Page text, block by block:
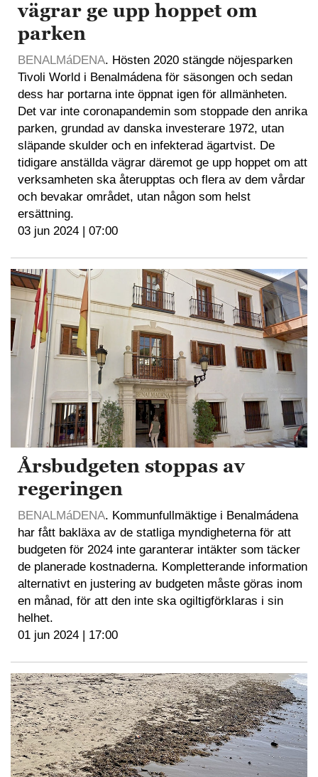
vägrar ge upp hoppet om
parken
BENALMáDENA. Hösten 2020 stängde nöjesparken
Tivoli World i Benalmádena för säsongen och sedan
dess har portarna inte öppnat igen för allmänheten.
Det var inte coronapandemin som stoppade den anrika
parken, grundad av danska investerare 1972, utan
släpande skulder och en infekterad ägartvist. De
tidigare anställda vägrar däremot ge upp hoppet om att
verksamheten ska återupptas och flera av dem vårdar
och bevakar området, utan någon som helst
ersättning.
03 jun 2024 | 07:00
Årsbudgeten stoppas av
regeringen
BENALMáDENA. Kommunfullmäktige i Benalmádena
har fått bakläxa av de statliga myndigheterna för att
budgeten för 2024 inte garanterar intäkter som täcker
de planerade kostnaderna. Kompletterande information
alternativt en justering av budgeten måste göras inom
en månad, för att den inte ska ogiltigförklaras i sin
helhet.
01 jun 2024 | 17:00